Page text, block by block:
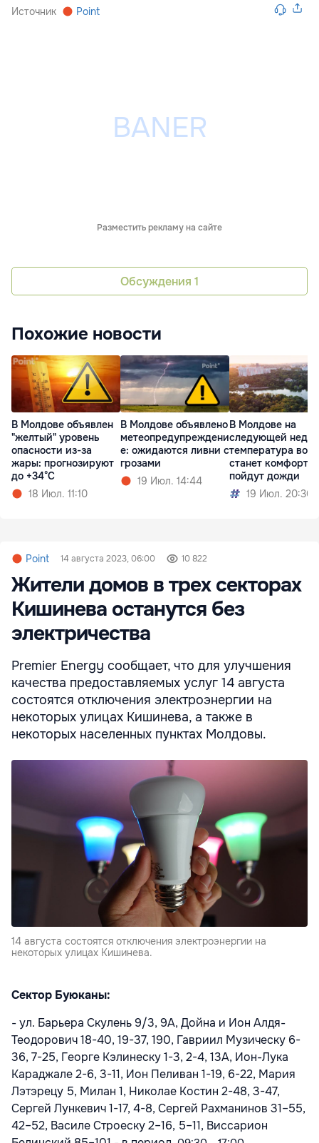
Источник Point
Разместить рекламу на сайте
Обсуждения 1
Похожие новости
В Молдове объявлен
"желтый" уровень
опасности из-за
жары: прогнозируют
до +34°C
18 Июл. 11:10
В Молдове объявлено
метеопредупреждени
е: ожидаются ливни с
грозами
19 Июл. 14:44
В Молдове на
следующей
температура
станет
пойдут дожди
19 Июл. 20:30
Point 14 августа 2023, 06:00 10 822
Жители домов в трех секторах
Кишинева останутся без
электричества
Premier Energy сообщает, что для улучшения
качества предоставляемых услуг 14 августа
состоятся отключения электроэнергии на
некоторых улицах Кишинева, а также в
некоторых населенных пунктах Молдовы.
14 августа состоятся отключения электроэнергии на
некоторых улицах Кишинева.
Сектор Буюканы:
- ул. Барьера Скулень 9/3, 9А, Дойна и Ион Алдя-
Теодорович 18-40, 19-37, 190, Гавриил Музическу 6-
36, 7-25, Георге Кэлинеску 1-3, 2-4, 13А, Ион-Лука
Караджале 2-6, 3-11, Ион Пеливан 1-19, 6-22, Мария
Лэтэрецу 5, Милан 1, Николае Костин 2-48, 3-47,
Сергей Лункевич 1-17, 4-8, Сергей Рахманинов 31–55,
42–52, Василе Строеску 2–16, 5–11, Виссарион